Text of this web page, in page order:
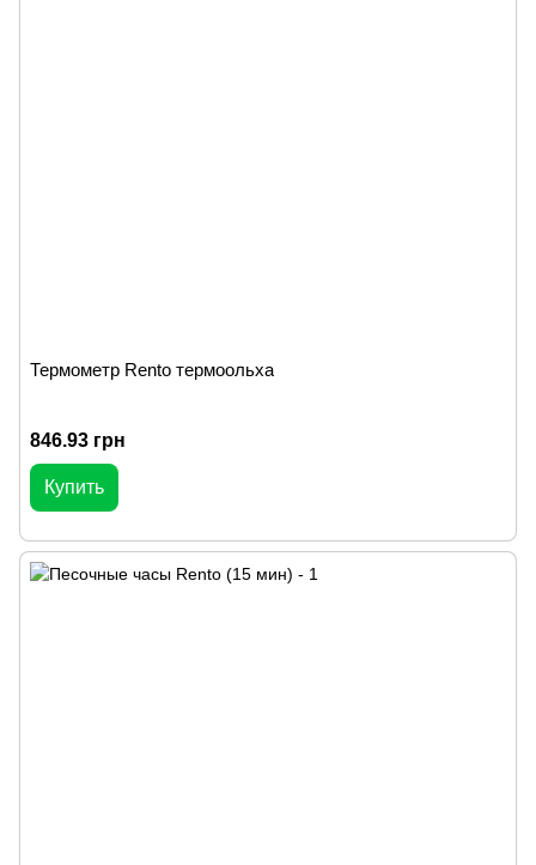
Термометр Rento термоольха
846.93 грн
Купить